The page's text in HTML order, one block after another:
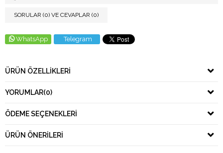
SORULAR (0) VE CEVAPLAR (0)
WhatsApp Telegram
ÜRÜN ÖZELLIKLERI
YORUMLAR(0)
ÖDEME SEÇENEKLERI
ÜRÜN ÖNERILERI